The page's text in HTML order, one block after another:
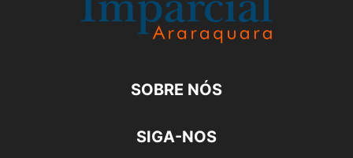
SOBRE NÓS
SIGA-NOS